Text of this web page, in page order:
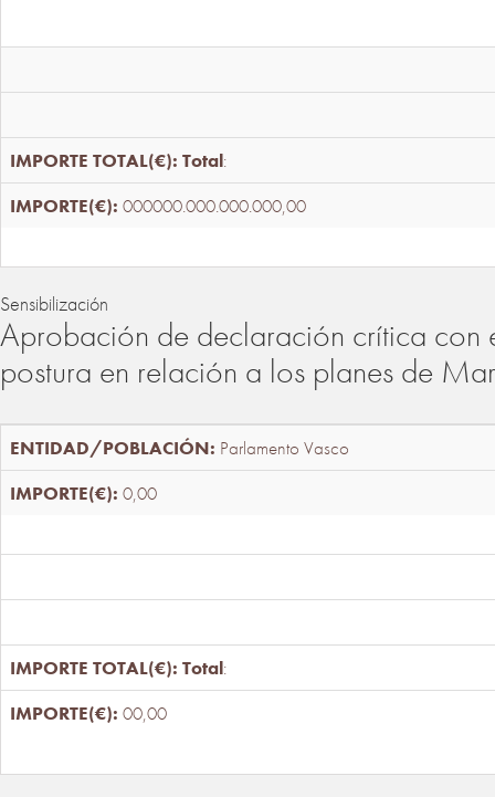
Total:
000000.000.000.000,00
Sensibilización
Aprobación de declaración crítica con
postura en relación a los planes de
Parlamento Vasco
0,00
Total:
00,00